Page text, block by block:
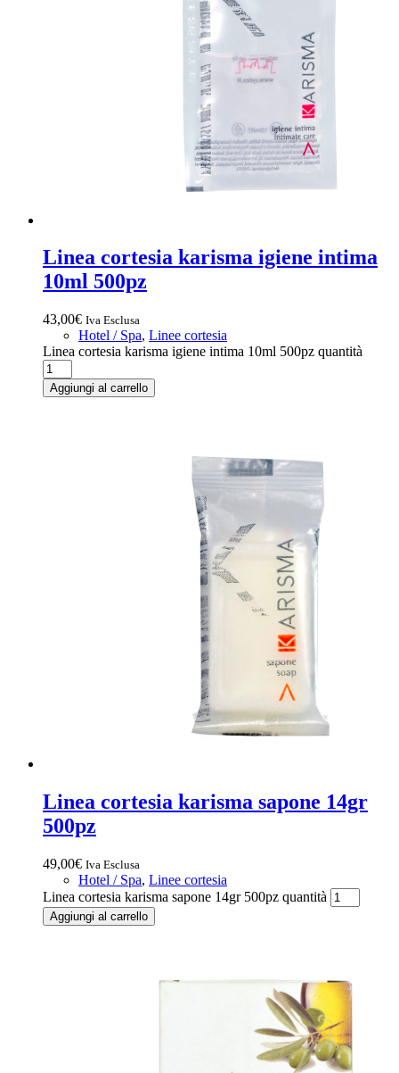
Linea cortesia karisma igiene intima
10ml 500pz
43,00€ Iva Esclusa
Hotel / Spa, Linee cortesia
Linea cortesia karisma igiene intima 10ml 500pz quantità
Aggiungi al carrello
Linea cortesia karisma sapone 14gr
500pz
49,00€ Iva Esclusa
Hotel / Spa, Linee cortesia
Linea cortesia karisma sapone 14gr 500pz quantità
Aggiungi al carrello